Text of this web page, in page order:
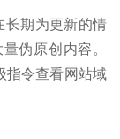
期为更新的情
伪原创内容。
指令查看网站域